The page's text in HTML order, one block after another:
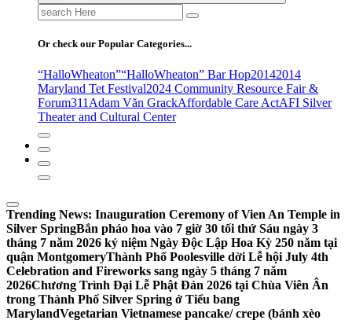
Search
for:
Or check our Popular Categories...
“HalloWheaton”“HalloWheaton” Bar Hop20142014
Maryland Tet Festival2024 Community Resource Fair &
Forum311 Adam Văn GrackAffordable Care ActAFI Silver
Theater and Cultural Center
Trending News: Inauguration Ceremony of Vien An Temple in
Silver SpringBắn pháo hoa vào 7 giờ 30 tối thứ Sáu ngày 3
tháng 7 năm 2026 kỷ niệm Ngày Độc Lập Hoa Kỳ 250 năm tại
quận MontgomeryThành Phố Poolesville dời Lễ hội July 4th
Celebration and Fireworks sang ngày 5 tháng 7 năm
2026Chương Trình Đại Lễ Phật Đản 2026 tại Chùa Viên Ân
trong Thành Phố Silver Spring ở Tiểu bang
MarylandVegetarian Vietnamese pancake/ crepe (bánh xèo